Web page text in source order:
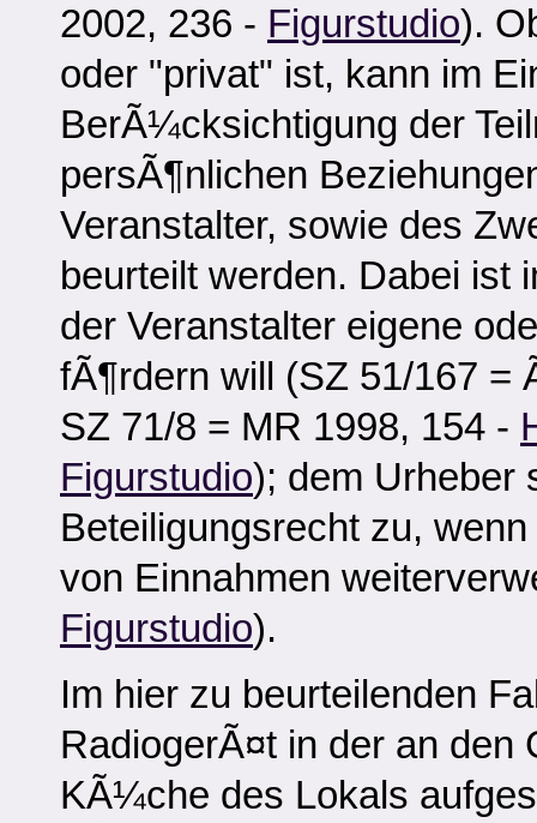
2002, 236 - Figurstudio).
oder "privat" ist, kann im
BerÃ¼cksichtigung der
persÃ¶nlichen
Veranstalter, sowie des
beurteilt werden. Dabei ist
der Veranstalter eigene
fÃ¶rdern will (SZ 51/167 =
SZ 71/8 = MR 1998, 154 -
Figurstudio); dem Urheber
Beteiligungsrecht zu,
von Einnahmen
Figurstudio).
Im hier zu beurteilenden
RadiogerÃ¤t in der an den
KÃ¼che des Lokals